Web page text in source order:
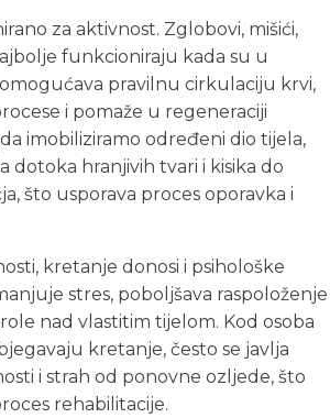
za aktivnost. Zglobovi, mišići,
funkcioniraju kada su u
pravilnu cirkulaciju krvi,
i pomaže u regeneraciji
imobiliziramo određeni dio tijela,
dotoka hranjivih tvari i kisika do
što usporava proces oporavka i
kretanje donosi i psihološke
stres, poboljšava raspoloženje
nad vlastitim tijelom. Kod osoba
kretanje, često se javlja
i strah od ponovne ozljede, što
rehabilitacije.